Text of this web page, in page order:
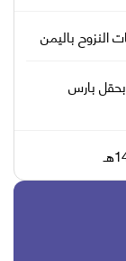
باليمن
بارس